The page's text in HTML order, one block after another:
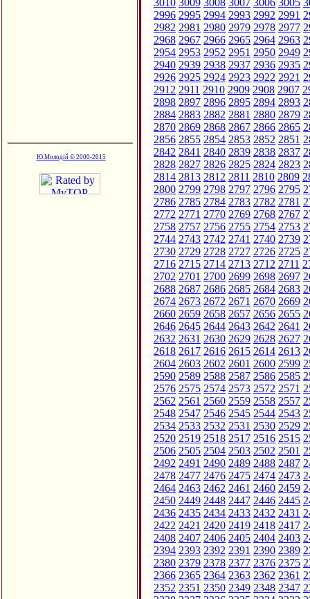
Ю.Молодій © 2000-2015
3010 3009 3008 3007 3006 3005
2996 2995 2994 2993 2992 2991
2982 2981 2980 2979 2978 2977
2968 2967 2966 2965 2964 2963
2954 2953 2952 2951 2950 2949
2940 2939 2938 2937 2936 2935
2926 2925 2924 2923 2922 2921
2912 2911 2910 2909 2908 2907
2898 2897 2896 2895 2894 2893
2884 2883 2882 2881 2880 2879
2870 2869 2868 2867 2866 2865
2856 2855 2854 2853 2852 2851
2842 2841 2840 2839 2838 2837
2828 2827 2826 2825 2824 2823
2814 2813 2812 2811 2810 2809
2800 2799 2798 2797 2796 2795
2786 2785 2784 2783 2782 2781
2772 2771 2770 2769 2768 2767
2758 2757 2756 2755 2754 2753
2744 2743 2742 2741 2740 2739
2730 2729 2728 2727 2726 2725
2716 2715 2714 2713 2712 2711
2702 2701 2700 2699 2698 2697
2688 2687 2686 2685 2684 2683
2674 2673 2672 2671 2670 2669
2660 2659 2658 2657 2656 2655
2646 2645 2644 2643 2642 2641
2632 2631 2630 2629 2628 2627
2618 2617 2616 2615 2614 2613
2604 2603 2602 2601 2600 2599
2590 2589 2588 2587 2586 2585
2576 2575 2574 2573 2572 2571
2562 2561 2560 2559 2558 2557
2548 2547 2546 2545 2544 2543
2534 2533 2532 2531 2530 2529
2520 2519 2518 2517 2516 2515
2506 2505 2504 2503 2502 2501
2492 2491 2490 2489 2488 2487
2478 2477 2476 2475 2474 2473
2464 2463 2462 2461 2460 2459
2450 2449 2448 2447 2446 2445
2436 2435 2434 2433 2432 2431
2422 2421 2420 2419 2418 2417
2408 2407 2406 2405 2404 2403
2394 2393 2392 2391 2390 2389
2380 2379 2378 2377 2376 2375
2366 2365 2364 2363 2362 2361
2352 2351 2350 2349 2348 2347